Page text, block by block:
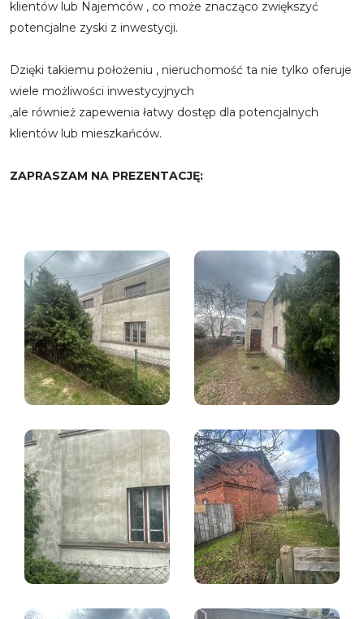
klientów lub Najemców , co może znacząco zwiększyć
potencjalne zyski z inwestycji.
Dzięki takiemu położeniu , nieruchomość ta nie tylko oferuje
wiele możliwości inwestycyjnych
,ale również zapewenia łatwy dostęp dla potencjalnych
klientów lub mieszkańców.
ZAPRASZAM NA PREZENTACJĘ: